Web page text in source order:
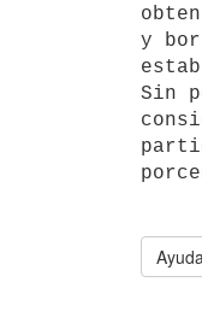
y
Sin